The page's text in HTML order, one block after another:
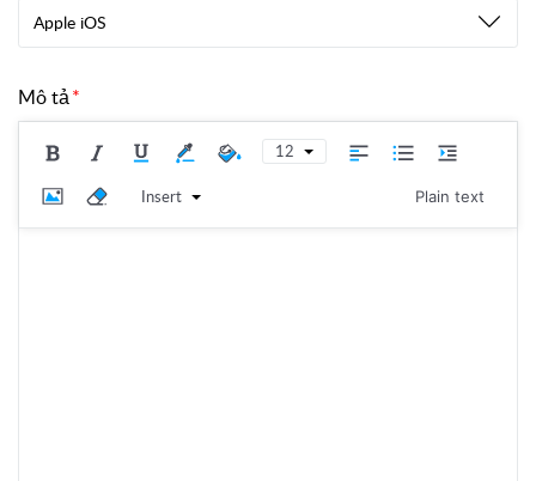
Apple iOS
Mô tả
12
Insert Plain text